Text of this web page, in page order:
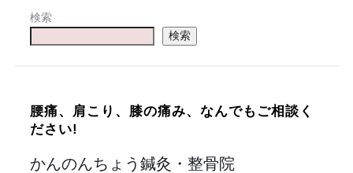
検索
検索
腰痛、肩こり、膝の痛み、なんでもご相談く
ださい!
かんのんちょう鍼灸・整骨院